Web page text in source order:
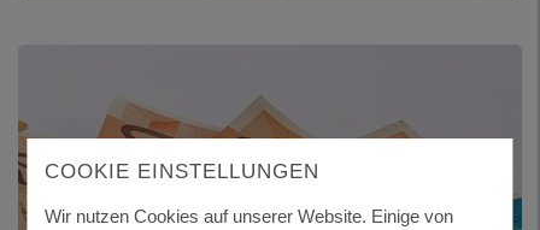
COOKIE EINSTELLUNGEN
Wir nutzen Cookies auf unserer Website. Einige von